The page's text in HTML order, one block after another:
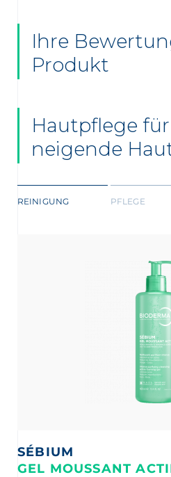
Ihre
Produkt
Hautpflege
neigende
REINIGUNG PFLEGE
SÉBIUM
GEL MOUSSANT